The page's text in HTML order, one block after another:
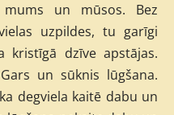
un mūsos. Bez
uzpildes, tu garīgi
dzīve apstājas.
un sūknis lūgšana.
degviela kaitē dabu un